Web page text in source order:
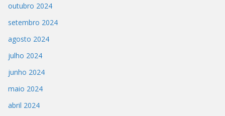
outubro 2024
setembro 2024
agosto 2024
julho 2024
junho 2024
maio 2024
abril 2024